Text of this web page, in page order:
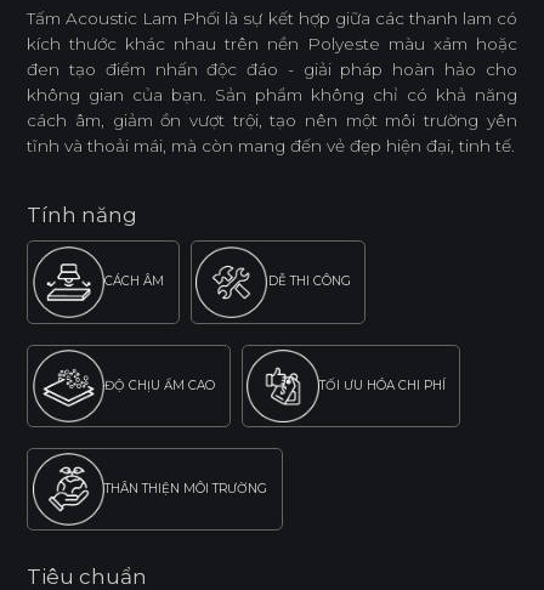
Tấm Acoustic Lam Phối là sự kết hợp giữa các thanh lam có
kích thước khác nhau trên nền Polyeste màu xám hoặc
đen tạo điểm nhấn độc đáo - giải pháp hoàn hảo cho
không gian của bạn. Sản phẩm không chỉ có khả năng
cách âm, giảm ồn vượt trội, tạo nên một môi trường yên
tĩnh và thoải mái, mà còn mang đến vẻ đẹp hiện đại, tinh tế.
Tính năng
CÁCH ÂM DỄ THI CÔNG
ĐỘ CHỊU ẨM CAO TỐI ƯU HÓA CHI PHÍ
THÂN THIỆN MÔI TRƯỜNG
Tiêu chuẩn